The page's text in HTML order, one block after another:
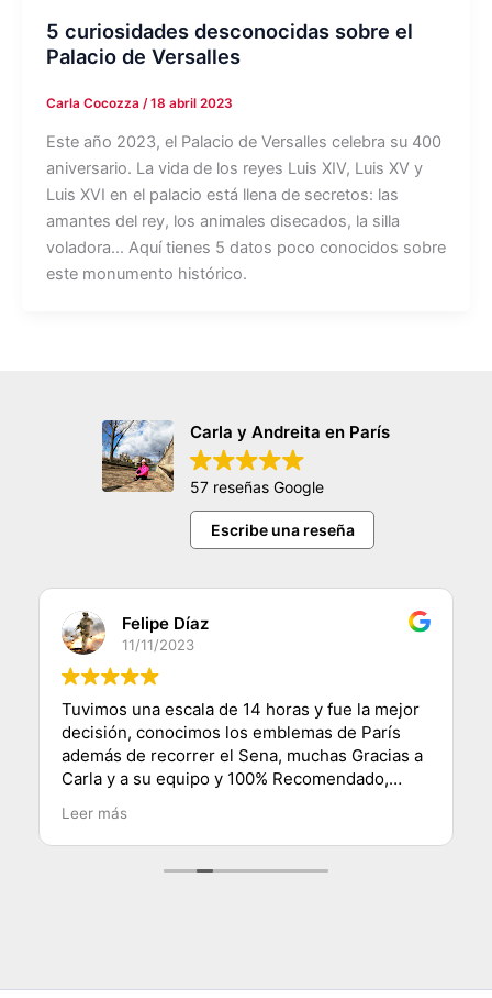
5 curiosidades desconocidas sobre el
Palacio de Versalles
Carla Cocozza /18 abril 2023
Este año 2023, el Palacio de Versalles celebra su 400
aniversario. La vida de los reyes Luis XIV, Luis XV y
Luis XVI en el palacio está llena de secretos: las
amantes del rey, los animales disecados, la silla
voladora… Aquí tienes 5 datos poco conocidos sobre
este monumento histórico.
Carla y Andreita en París
57 reseñas Google
Escribe una reseña
Felipe Díaz
11/11/2023
Tuvimos una escala de 14 horas y fue la mejor
decisión, conocimos los emblemas de París
además de recorrer el Sena, muchas Gracias a
Carla y a su equipo y 100% Recomendado,
saludos desde Chile.
Leer más